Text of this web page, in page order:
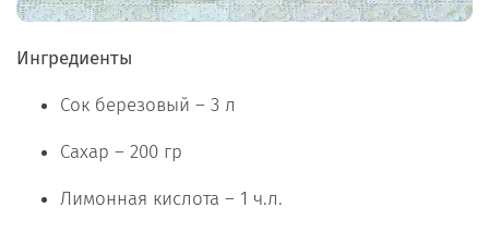
Ингредиенты
Сок березовый – 3 л
Сахар – 200 гр
Лимонная кислота – 1 ч.л.